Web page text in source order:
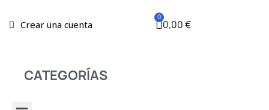
Crear una cuenta 0,00 €
CATEGORÍAS